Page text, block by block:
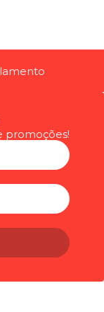
promoções!